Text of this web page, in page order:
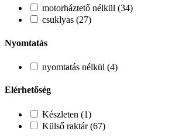
motorháztető nélkül (34)
csuklyas (27)
Nyomtatás
nyomtatás nélkül (4)
Elérhetőség
Készleten (1)
Külső raktár (67)